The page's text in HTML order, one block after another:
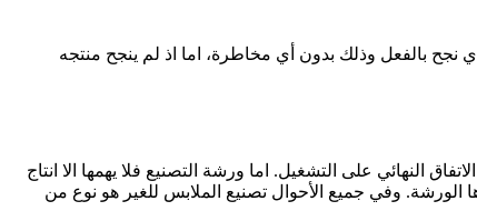
نجح بالفعل وذلك بدون أي مخاطرة، اما اذ لم ينجح منتجه
النهائي على التشغيل. اما ورشة التصنيع فلا يهمها الا انتاج
وفي جميع الأحوال تصنيع الملابس للغير هو نوع من